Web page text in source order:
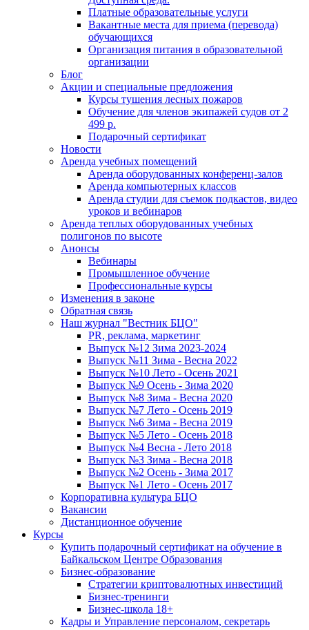
Платные образовательные услуги
Вакантные места для приема (перевода)
обучающихся
Организация питания в образовательной
организации
Блог
Акции и специальные предложения
Курсы тушения лесных пожаров
Обучение для членов экипажей судов от 2
499 р.
Подарочный сертификат
Новости
Аренда учебных помещений
Аренда оборудованных конференц-залов
Аренда компьютерных классов
Аренда студии для съемок подкастов, видео
уроков и вебинаров
Аренда теплых оборудованных учебных
полигонов по высоте
Анонсы
Вебинары
Промышленное обучение
Профессиональные курсы
Изменения в законе
Обратная связь
Наш журнал "Вестник БЦО"
PR, реклама, маркетинг
Выпуск №12 Зима 2023-2024
Выпуск №11 Зима - Весна 2022
Выпуск №10 Лето - Осень 2021
Выпуск №9 Осень - Зима 2020
Выпуск №8 Зима - Весна 2020
Выпуск №7 Лето - Осень 2019
Выпуск №6 Зима - Весна 2019
Выпуск №5 Лето - Осень 2018
Выпуск №4 Весна - Лето 2018
Выпуск №3 Зима - Весна 2018
Выпуск №2 Осень - Зима 2017
Выпуск №1 Лето - Осень 2017
Корпоративна культура БЦО
Вакансии
Дистанционное обучение
Курсы
Купить подарочный сертификат на обучение в
Байкальском Центре Образования
Бизнес-образование
Стратегии криптовалютных инвестиций
Бизнес-тренинги
Бизнес-школа 18+
Кадры и Управление персоналом, секретарь